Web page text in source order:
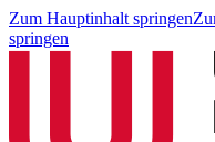
Zum Hauptinhalt springen
springen